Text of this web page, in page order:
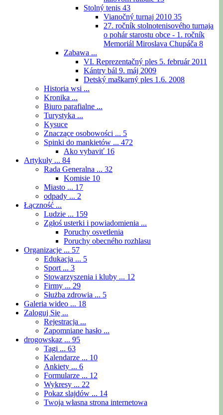
Stolný tenis 43
Vianočný turnaj 2010 35
27. ročník stolnotenisového turnaja
o pohár starostu obce - 1. ročník
Memoriál Miroslava Chupáča 8
Zabawa ...
VI. Reprezentačný ples 5. február 2011
Kántry bál 9. máj 2009
Detský maškarný ples 1.6. 2008
Historia wsi ...
Kronika ...
Biuro parafialne ...
Turystyka ...
Kysuce
Znaczące osobowości ... 5
Spinki do mankietów ... 472
Ako vybaviť 16
Artykuły ... 84
Rada Generalna ... 32
Komisie 10
Miasto ... 17
odpady ... 2
Łączność ...
Ludzie ... 159
Zgłoś usterki i powiadomienia ...
Poruchy osvetlenia
Poruchy obecného rozhlasu
Organizacje ... 57
Edukacja ... 5
Sport ... 3
Stowarzyszenia i kluby ... 12
Firmy ... 29
Służba zdrowia ... 5
Galeria wideo ... 18
Zaloguj Się ...
Rejestracja ...
Zapomniane hasło ...
drogowskaz ... 95
Tagi ... 63
Kalendarze ... 10
Ankiety ... 6
Formularze ... 12
Wykresy ... 22
Pokaz slajdów ... 14
Twoja własna strona internetowa